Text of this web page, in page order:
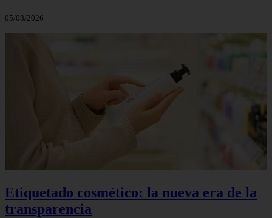
05/08/2026
Etiquetado cosmético: la nueva era de la
transparencia